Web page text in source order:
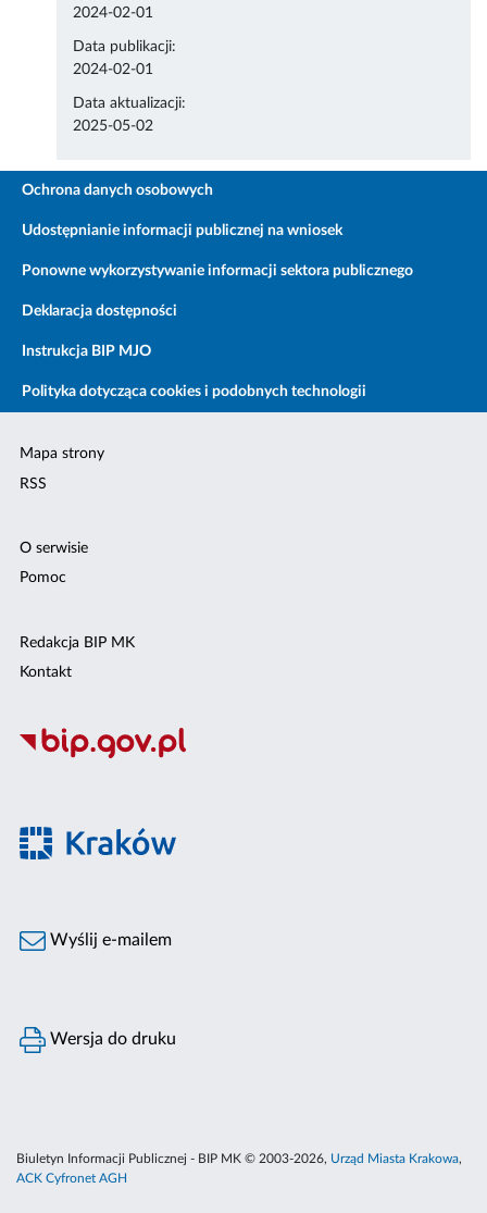
2024-02-01
Data publikacji:
2024-02-01
Data aktualizacji:
2025-05-02
Ochrona danych osobowych
Udostępnianie informacji publicznej na wniosek
Ponowne wykorzystywanie informacji sektora publicznego
Deklaracja dostępności
Instrukcja BIP MJO
Polityka dotycząca cookies i podobnych technologii
Mapa strony
RSS
O serwisie
Pomoc
Redakcja BIP MK
Kontakt
Wyślij e-mailem
Wersja do druku
Biuletyn Informacji Publicznej - BIP MK © 2003-2026, Urząd Miasta Krakowa,
ACK Cyfronet AGH